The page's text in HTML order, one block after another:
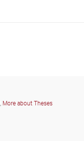
, More about Theses